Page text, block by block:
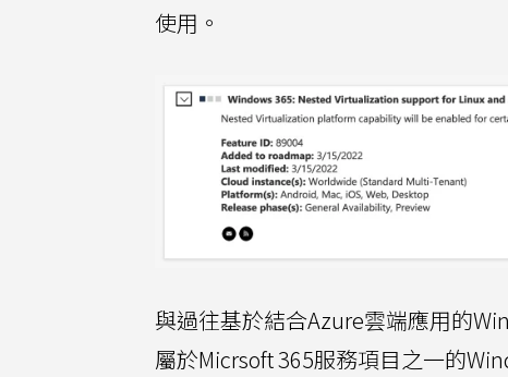
使用。
與過往基於結合Azure雲端應用的
屬於Micrsoft 365服務項目之一的